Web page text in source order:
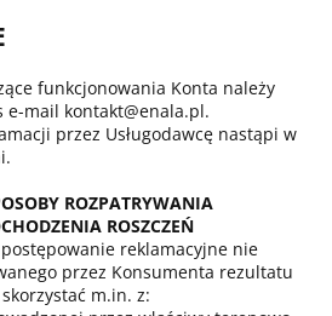
funkcjonowania Konta należy
e-mail kontakt@enala.pl.
przez Usługodawcę nastąpi w
ROZPATRYWANIA
ROSZCZEŃ
reklamacyjne nie
przez Konsumenta rezultatu
m.in. z: